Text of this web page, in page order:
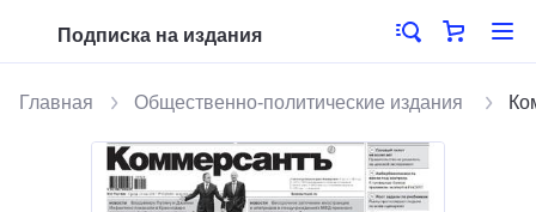
Подписка на издания
Главная Общественно-политические издания